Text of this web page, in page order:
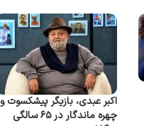
اکبر عبدی، بازیگر پیشکسوت و
چهره ماندگار در ۶۵ سالگی